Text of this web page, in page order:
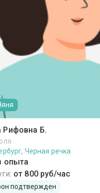
Рифовна Б.
Черная речка
опыта
от 800 руб/час
подтвержден